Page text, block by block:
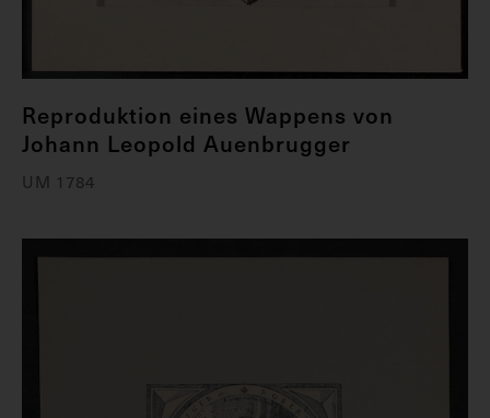
Reproduktion eines Wappens von
Johann Leopold Auenbrugger
UM 1784